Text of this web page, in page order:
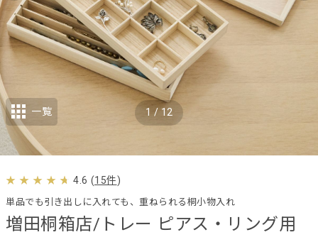
増田桐箱店/トレー ピアス・リング用
単品でも引き出しに入れても、重ねられる桐小物入れ
4.6 (15件)
1 / 12
一覧